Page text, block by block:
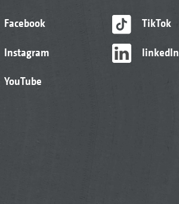
Facebook
Instagram
YouTube
TikTok
linkedIn